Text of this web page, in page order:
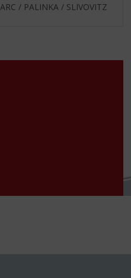
/ PALINKA / SLIVOVITZ